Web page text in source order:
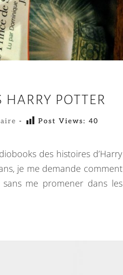
HARRY POTTER
- Post Views: 40
des histoires d’Harry
je me demande comment
me promener dans les